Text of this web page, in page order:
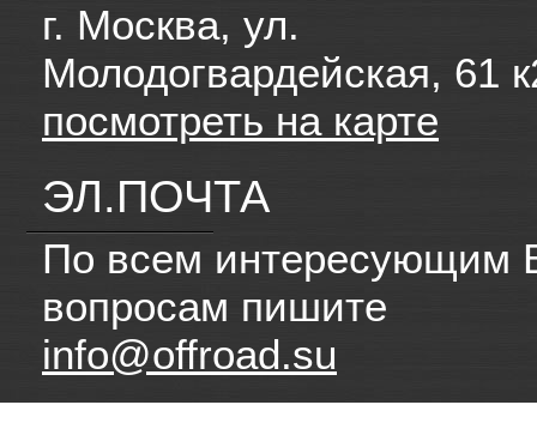
г. Москва, ул.
Молодогвардейская, 61
посмотреть на карте
ЭЛ.ПОЧТА
По всем интересующим
вопросам пишите
info@offroad.su